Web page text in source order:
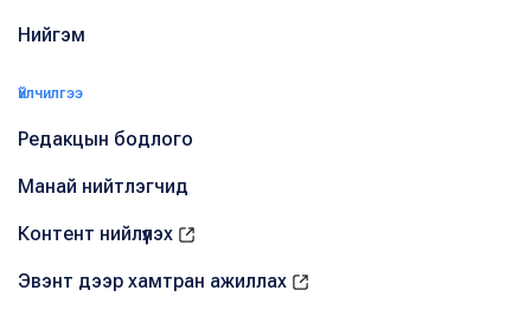
Нийгэм
Үйлчилгээ
Редакцын бодлого
Манай нийтлэгчид
Контент нийлүүлэх
Эвэнт дээр хамтран ажиллах